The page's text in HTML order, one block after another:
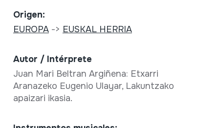
Origen:
EUROPA-> EUSKAL HERRIA
Autor / Intérprete
Juan Mari Beltran Argiñena: Etxarri
Aranazeko Eugenio Ulayar, Lakuntzako
apaizari ikasia.